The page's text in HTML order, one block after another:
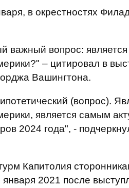
в окрестностях
важный вопрос:
– цитировал в
Вашингтона.
(вопрос).
является самым
2024 года", -
Капитолия
2021 после